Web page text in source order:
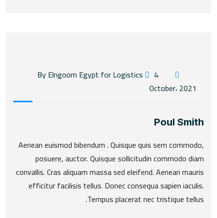
4
October، 2021
Poul Smith
Aenean euismod bibendum . Quisque quis sem commodo,
posuere, auctor. Quisque sollicitudin commodo diam
convallis. Cras aliquam massa sed eleifend. Aenean mauris
efficitur facilisis tellus. Donec consequa sapien iaculis.
Tempus placerat nec tristique tellus.